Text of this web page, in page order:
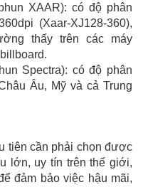
XAAR): có độ phân
(Xaar-XJ128-360),
thấy trên các máy
Spectra): có độ phân
Âu, Mỹ và cả Trung
tiên cần phải chọn được
lớn, uy tín trên thế giới,
đảm bảo việc hậu mãi,